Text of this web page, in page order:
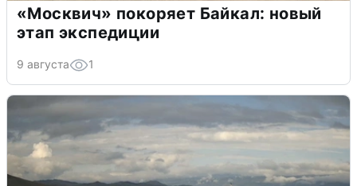
«Москвич» покоряет Байкал: новый
этап экспедиции
9 августа 1